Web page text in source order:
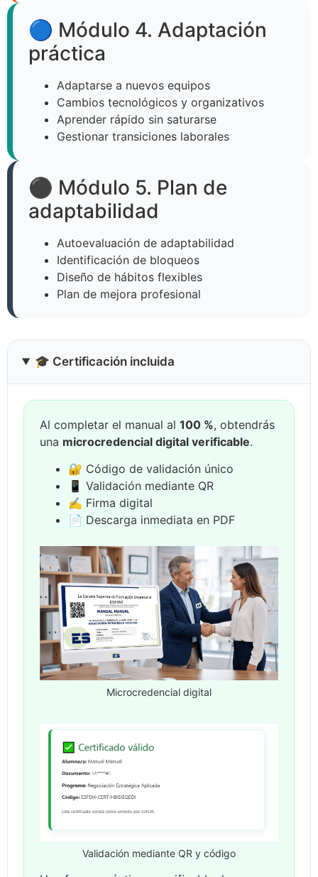
🔵 Módulo 4. Adaptación
práctica
Adaptarse a nuevos equipos
Cambios tecnológicos y organizativos
Aprender rápido sin saturarse
Gestionar transiciones laborales
⚫ Módulo 5. Plan de
adaptabilidad
Autoevaluación de adaptabilidad
Identificación de bloqueos
Diseño de hábitos flexibles
Plan de mejora profesional
🎓 Certificación incluida
Al completar el manual al 100 %, obtendrás
una microcredencial digital verificable.
🔐 Código de validación único
📱 Validación mediante QR
✍ Firma digital
📄 Descarga inmediata en PDF
Microcredencial digital
Validación mediante QR y código